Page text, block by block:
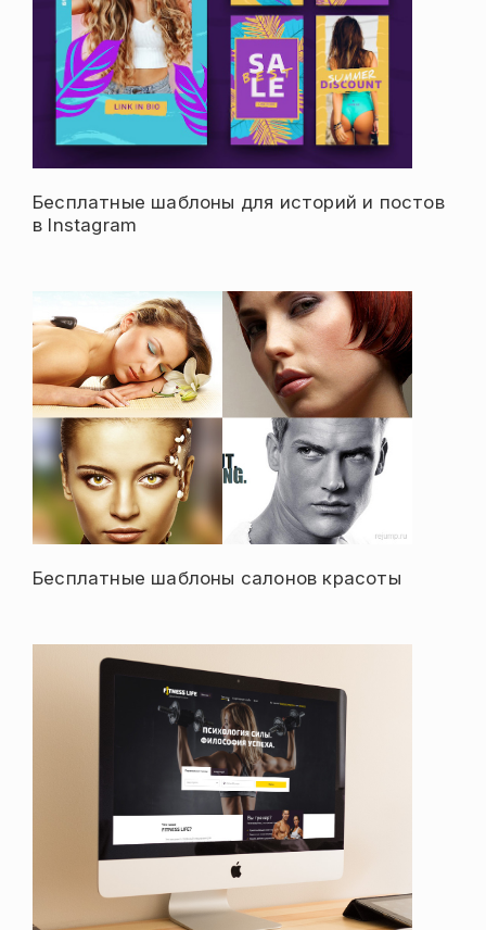
Бесплатные шаблоны для историй и постов
в Instagram
Бесплатные шаблоны салонов красоты